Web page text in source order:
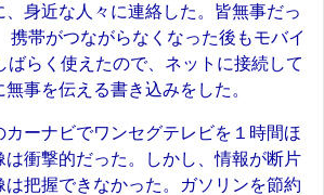
身近な人々に連絡した。皆無事だっ
携帯がつながらなくなった後もモバイ
ばらく使えたので、ネットに接続して
事を伝える書き込みをした。
カーナビでワンセグテレビを１時間ほ
は衝撃的だった。しかし、情報が断片
は把握できなかった。ガソリンを節約